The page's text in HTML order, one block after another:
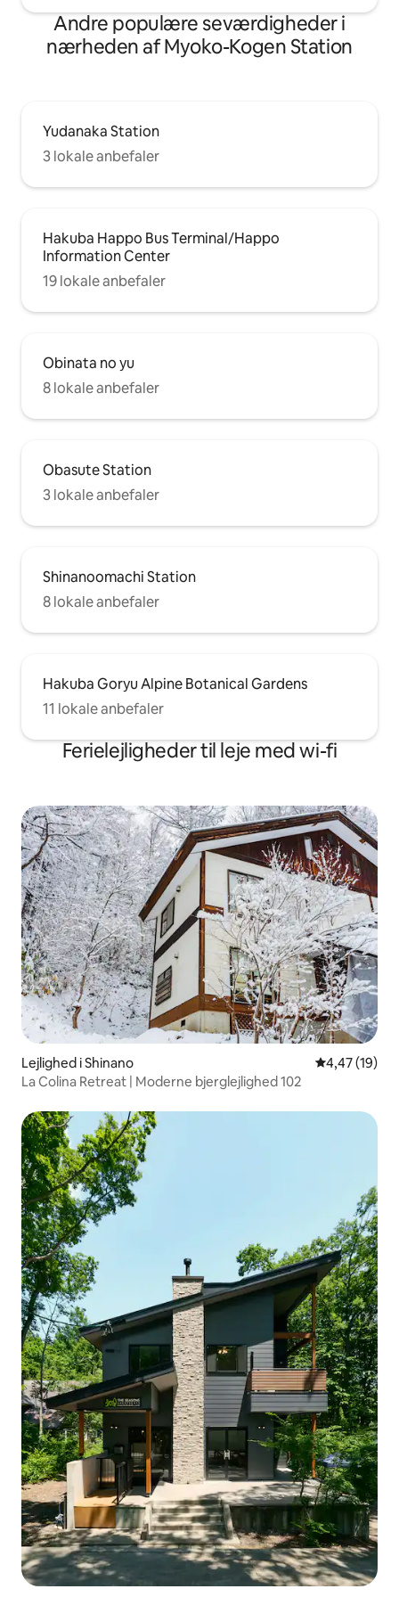
september. Det anbefales også til
studieture i anden halvdel af
sommerferien eller til par og små
sorte prinsesse
Andre populære seværdigheder i
nærheden af Myoko-Kogen Station
Yudanaka Station
3 lokale anbefaler
Hakuba Happo Bus Terminal/Happo
Information Center
19 lokale anbefaler
Obinata no yu
8 lokale anbefaler
Obasute Station
3 lokale anbefaler
Shinanoomachi Station
8 lokale anbefaler
Hakuba Goryu Alpine Botanical Gardens
11 lokale anbefaler
Ferielejligheder til leje med wi-fi
Lejlighed i Shinano 4,47 ud af 5
4,47 (19)
La Colina Retreat | Moderne bjerglejlighed 102